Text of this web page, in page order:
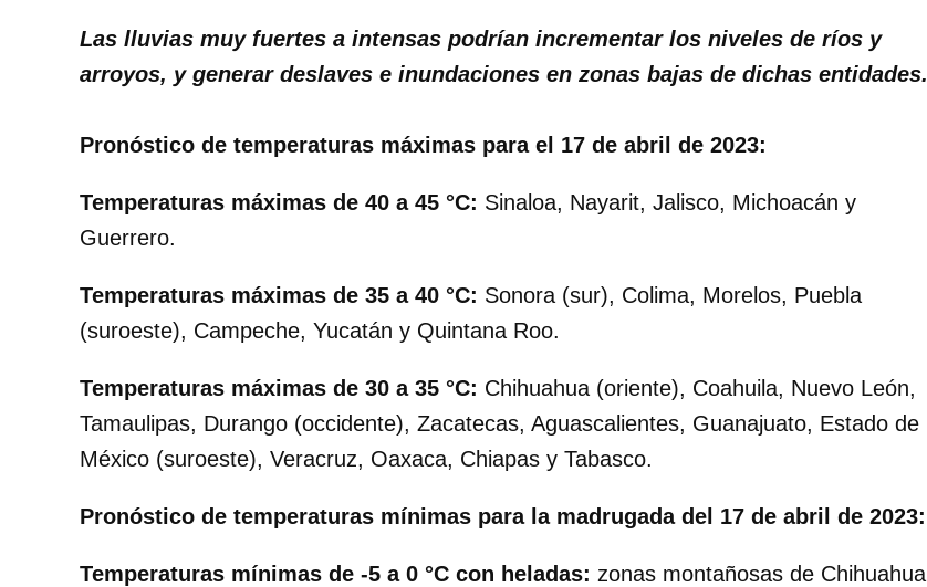
Las lluvias muy fuertes a intensas podrían incrementar los niveles de ríos y
arroyos, y generar deslaves e inundaciones en zonas bajas de dichas entidades.
Pronóstico de temperaturas máximas para el 17 de abril de 2023:
Temperaturas máximas de 40 a 45 °C: Sinaloa, Nayarit, Jalisco, Michoacán y
Guerrero.
Temperaturas máximas de 35 a 40 °C: Sonora (sur), Colima, Morelos, Puebla
(suroeste), Campeche, Yucatán y Quintana Roo.
Temperaturas máximas de 30 a 35 °C: Chihuahua (oriente), Coahuila, Nuevo León,
Tamaulipas, Durango (occidente), Zacatecas, Aguascalientes, Guanajuato, Estado de
México (suroeste), Veracruz, Oaxaca, Chiapas y Tabasco.
Pronóstico de temperaturas mínimas para la madrugada del 17 de abril de 2023:
Temperaturas mínimas de -5 a 0 °C con heladas: zonas montañosas de Chihuahua